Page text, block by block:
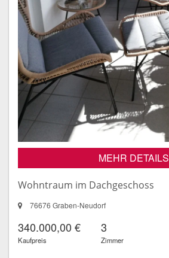
MEHR DETAILS
Wohntraum im Dachgeschoss
76676 Graben-Neudorf
340.000,00 €
Kaufpreis
3
Zimmer